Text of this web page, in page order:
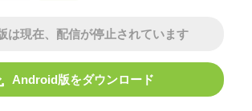
は現在、配信が停止されています
Android版をダウンロード